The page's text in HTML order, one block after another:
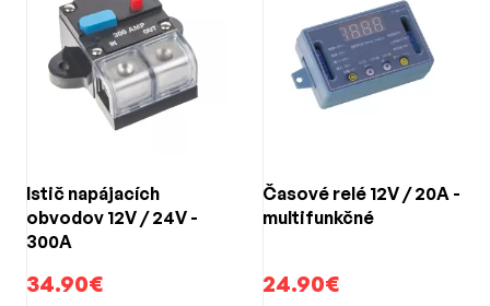
Istič napájacích
obvodov 12V / 24V -
300A
34.90€
Časové relé 12V / 20A -
multifunkčné
24.90€